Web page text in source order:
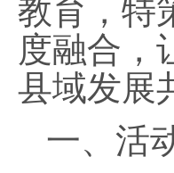
教育，特
度融合，
县域发展
一、活